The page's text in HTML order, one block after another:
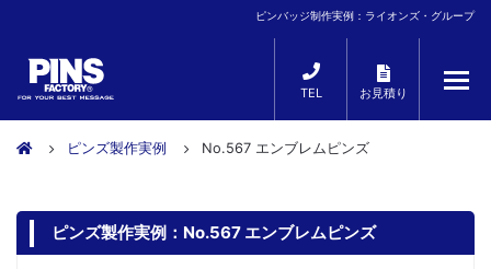
ピンバッジ制作実例：ライオンズ・グループ
TEL お見積り
ピンズ製作実例 No.567 エンブレムピンズ
ピンズ製作実例：No.567 エンブレムピンズ